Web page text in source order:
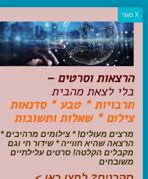
קטגוריות פופולריות
יעדים
טיולים בישראל
מלונות בוטיק בישראל
טיפים והמלצות
הכנות לנסיעה
טיולי ג'יפים
טיולים עם ילדים
שייט, הפלגות, קרוזים
עקבו אחרינו בפייסבוק
הרצאות וסרטים –
בלי לצאת מהבית
תרבויות * טבע * סדנאות
צילום * שאלות ותשובות
מרצים מעולים! * צילומים מרהיבים *
הרצאה שהיא חווייה * שידור חי וגם
מקבלים הקלטה! סרטים עלילתיים
משובחים